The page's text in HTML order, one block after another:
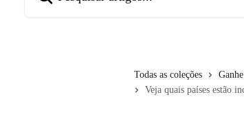
Todas as coleções
Veja quais países estão